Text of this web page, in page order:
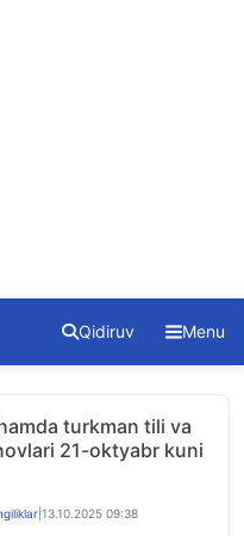
Qidiruv Menu
turkman tili va
21-oktyabr kuni
13.10.2025 09:38